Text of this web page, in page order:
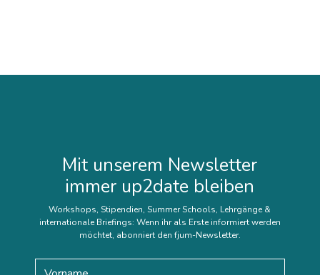
Mit unserem Newsletter
immer up2date bleiben
Workshops, Stipendien, Summer Schools, Lehrgänge &
internationale Briefings: Wenn ihr als Erste informiert werden
möchtet, abonniert den fjum-Newsletter.